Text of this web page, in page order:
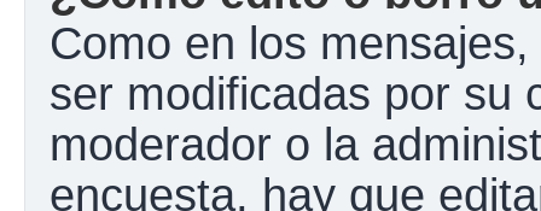
Como en los
ser modificadas por su
moderador o la
encuesta, hay que